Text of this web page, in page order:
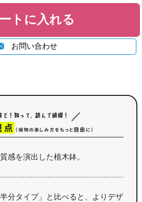
トに入れる
お問い合わせ
感を演出した植木鉢。
分タイプ」と比べると、よりデザ